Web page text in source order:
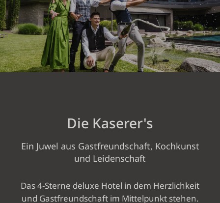
Die Kaserer's
Ein Juwel aus Gastfreundschaft, Kochkunst
und Leidenschaft
Das 4-Sterne deluxe Hotel in dem Herzlichkeit
und Gastfreundschaft im Mittelpunkt stehen.